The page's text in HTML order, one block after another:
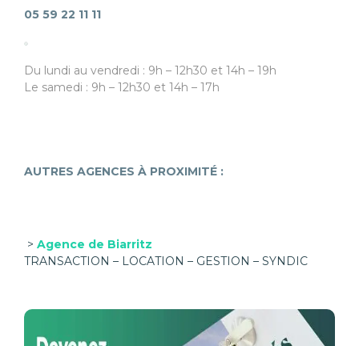
05 59 22 11 11
Du lundi au vendredi : 9h – 12h30 et 14h – 19h
Le samedi : 9h – 12h30 et 14h – 17h
AUTRES AGENCES À PROXIMITÉ :
> Agence de Biarritz
TRANSACTION – LOCATION – GESTION – SYNDIC